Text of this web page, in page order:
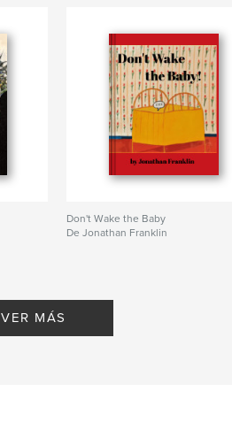
Don't Wake the Baby
De Jonathan Franklin
VER MÁS